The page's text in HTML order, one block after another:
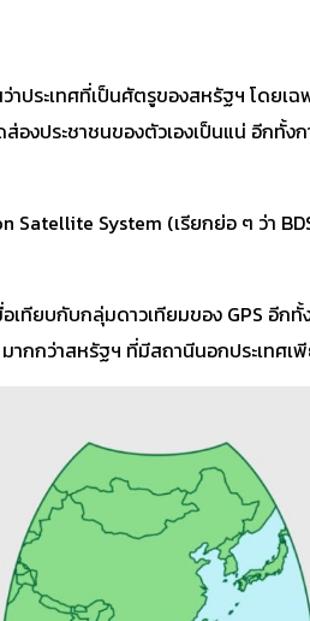
ประเทศที่เป็นศัตรูของสหรัฐฯ โดยเ
องประชาชนของตัวเองเป็นแน่ อีกทั้
System (เรียกย่อ ๆ ว่า
เทียบกับกลุ่มดาวเทียมของ GPS อีก
กกว่าสหรัฐฯ ที่มีสถานีนอกประเทศเพี